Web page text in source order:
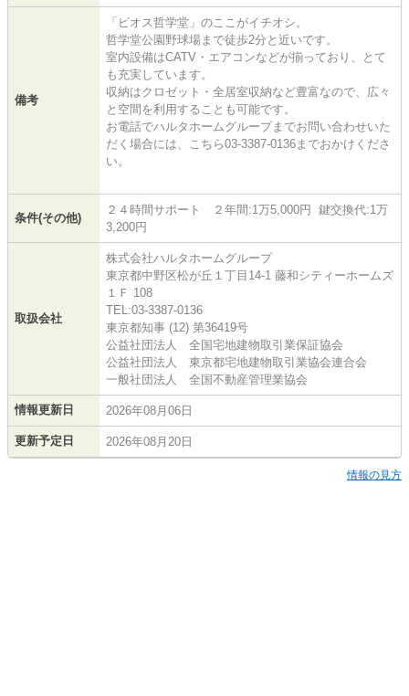
備考
「ビオス哲学堂」のここがイチオシ。
哲学堂公園野球場まで徒歩2分と近いです。
室内設備はCATV・エアコンなどが揃っており、とて
も充実しています。
収納はクロゼット・全居室収納など豊富なので、広々
と空間を利用することも可能です。
お電話でハルタホームグループまでお問い合わせいた
だく場合には、こちら03-3387-0136までおかけくださ
い。
条件(その他)
２４時間サポート ２年間:1万5,000円 鍵交換代:1万
3,200円
取扱会社
株式会社ハルタホームグループ
東京都中野区松が丘１丁目14-1 藤和シティーホームズ
１Ｆ 108
TEL:03-3387-0136
東京都知事 (12) 第36419号
公益社団法人 全国宅地建物取引業保証協会
公益社団法人 東京都宅地建物取引業協会連合会
一般社団法人 全国不動産管理業協会
情報更新日 2026年08月06日
更新予定日 2026年08月20日
情報の見方